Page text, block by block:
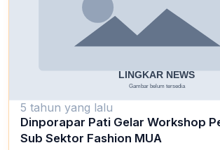
5 tahun yang lalu
Dinporapar Pati Gelar Workshop
Sub Sektor Fashion MUA